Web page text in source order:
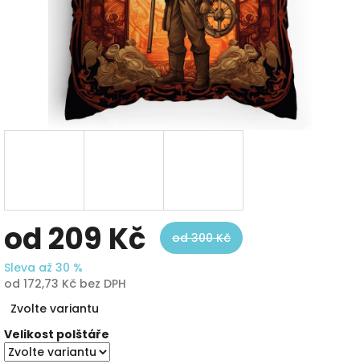
od209 Kč
od 300 Kč
Sleva až 30 %
od 172,73 Kč bez DPH
cena:
Zvolte variantu
Velikost polštáře